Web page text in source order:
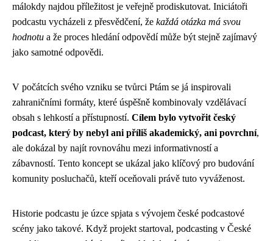
málokdy najdou příležitost je veřejně prodiskutovat. Iniciátoři
podcastu vycházeli z přesvědčení, že každá otázka má svou
hodnotu a že proces hledání odpovědí může být stejně zajímavý
jako samotné odpovědi.
V počátcích svého vzniku se tvůrci Ptám se já inspirovali
zahraničními formáty, které úspěšně kombinovaly vzdělávací
obsah s lehkostí a přístupností. Cílem bylo vytvořit český
podcast, který by nebyl ani příliš akademický, ani povrchní,
ale dokázal by najít rovnováhu mezi informativností a
zábavností. Tento koncept se ukázal jako klíčový pro budování
komunity posluchačů, kteří oceňovali právě tuto vyváženost.
Historie podcastu je úzce spjata s vývojem české podcastové
scény jako takové. Když projekt startoval, podcasting v České